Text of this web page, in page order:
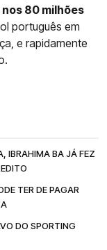
80 milhões
português em
e rapidamente
IBRAHIMA BA JÁ FEZ
TER DE PAGAR
DO SPORTING